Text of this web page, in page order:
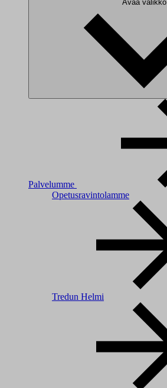
Avaa valikko
Palvelumme
Opetusravintolamme
Tredun Helmi